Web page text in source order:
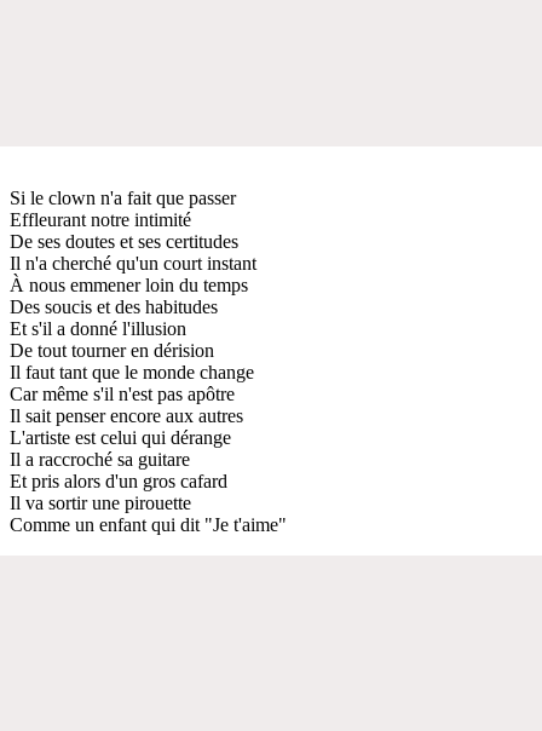
Si le clown n'a fait que passer
Effleurant notre intimité
De ses doutes et ses certitudes
Il n'a cherché qu'un court instant
À nous emmener loin du temps
Des soucis et des habitudes
Et s'il a donné l'illusion
De tout tourner en dérision
Il faut tant que le monde change
Car même s'il n'est pas apôtre
Il sait penser encore aux autres
L'artiste est celui qui dérange
Il a raccroché sa guitare
Et pris alors d'un gros cafard
Il va sortir une pirouette
Comme un enfant qui dit "Je t'aime"